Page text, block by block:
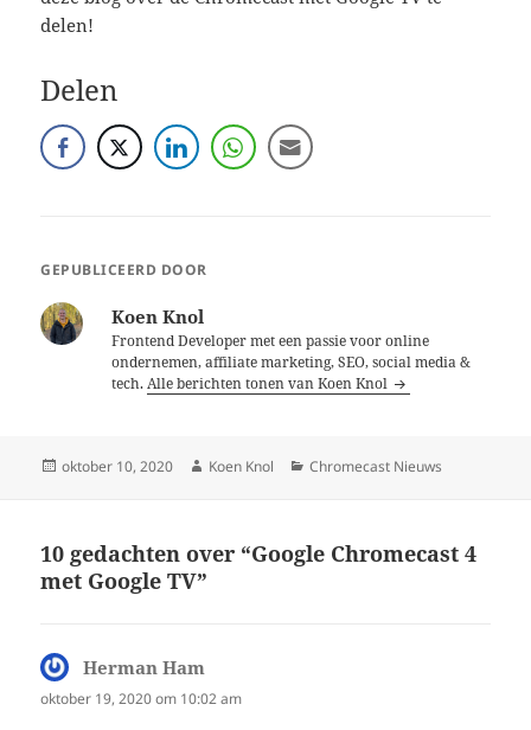
delen!
Delen
GEPUBLICEERD DOOR
Koen Knol
Frontend Developer met een passie voor online
ondernemen, affiliate marketing, SEO, social media &
tech.Alle berichten tonen van Koen Knol
Geplaatst
oktober 10, 2020 Auteur
Koen Knol Categorieën
Chromecast Nieuws
10 gedachten over “Google Chromecast 4
met Google TV”
Herman Ham
oktober 19, 2020 om 10:02 am